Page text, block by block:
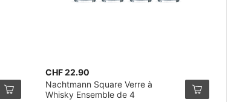
CHF 22.90
Nachtmann Square Verre à
Whisky Ensemble de 4